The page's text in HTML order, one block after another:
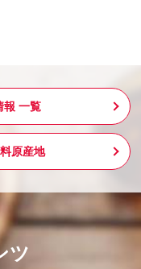
報 一覧
原産地
ツ